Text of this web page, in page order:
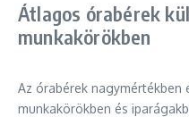
Átlagos órabérek
munkakörökben
Az órabérek
munkakörökben és